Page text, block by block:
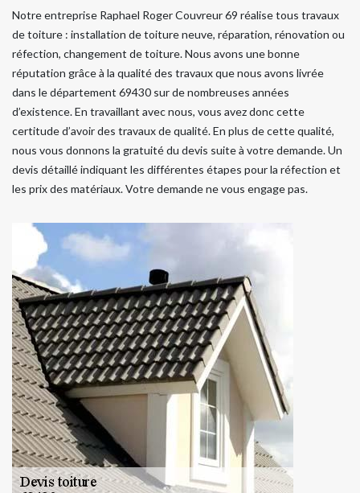
Notre entreprise Raphael Roger Couvreur 69 réalise tous travaux
de toiture : installation de toiture neuve, réparation, rénovation ou
réfection, changement de toiture. Nous avons une bonne
réputation grâce à la qualité des travaux que nous avons livrée
dans le département 69430 sur de nombreuses années
d’existence. En travaillant avec nous, vous avez donc cette
certitude d’avoir des travaux de qualité. En plus de cette qualité,
nous vous donnons la gratuité du devis suite à votre demande. Un
devis détaillé indiquant les différentes étapes pour la réfection et
les prix des matériaux. Votre demande ne vous engage pas.